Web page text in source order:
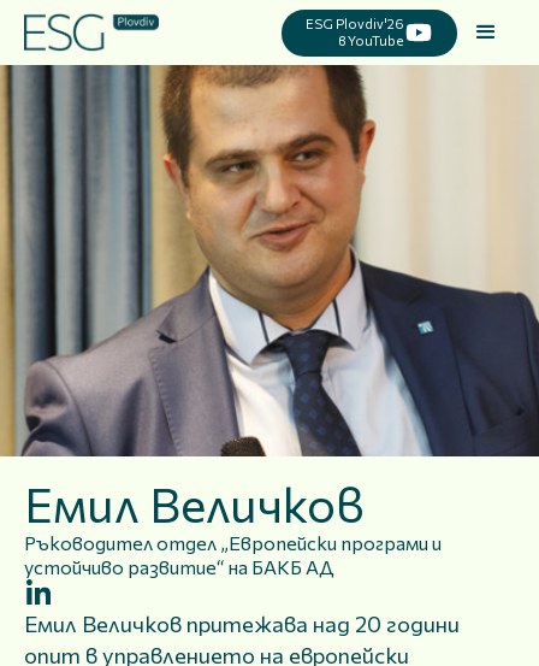
ESG Plovdiv'26
в YouTube
Емил Величков
Ръководител отдел „Европейски програми и
устойчиво развитие“ на БАКБ АД
Емил Величков притежава над 20 години
опит в управлението на европейски